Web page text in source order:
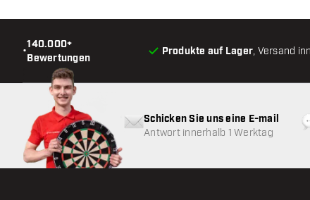
•
140.000+
Bewertungen
Produkte auf Lager, Versand
Schicken Sie uns eine E-mail
Antwort innerhalb 1 Werktag